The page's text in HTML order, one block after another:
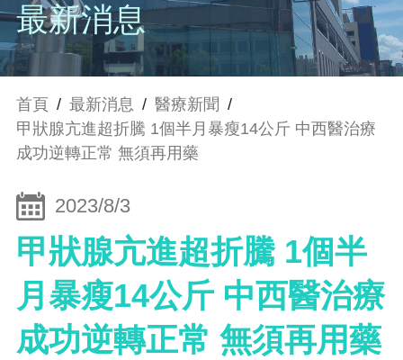
最新消息
首頁 / 最新消息 / 醫療新聞 /
甲狀腺亢進超折騰 1個半月暴瘦14公斤 中西醫治療
成功逆轉正常 無須再用藥
2023/8/3
甲狀腺亢進超折騰 1個半
月暴瘦14公斤 中西醫治療
成功逆轉正常 無須再用藥